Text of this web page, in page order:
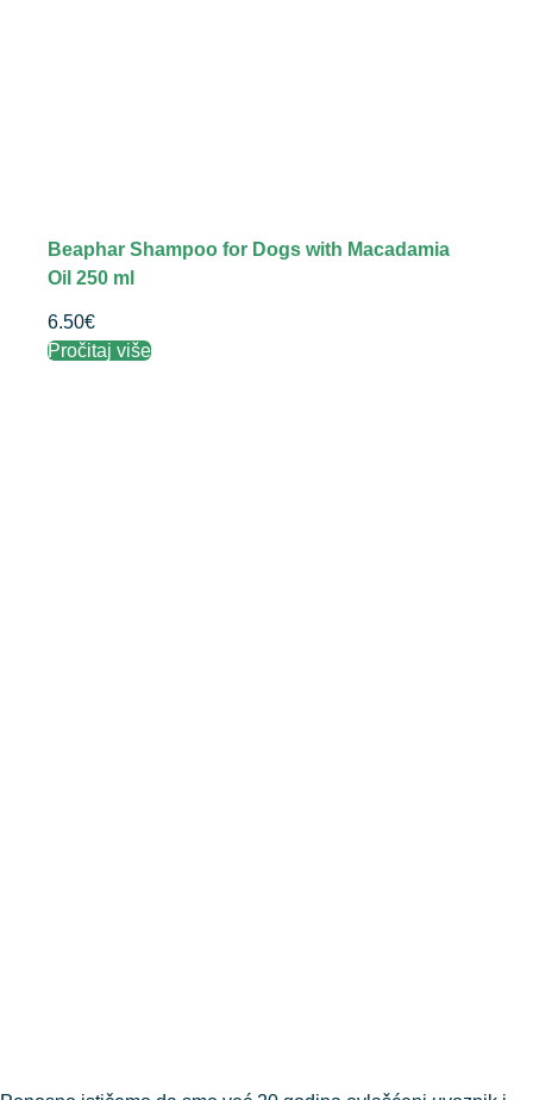
Beaphar Shampoo for Dogs with Macadamia
Oil 250 ml
6.50€
Pročitaj više